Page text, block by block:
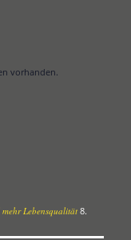
vorhanden.
Lebensqualität 8.